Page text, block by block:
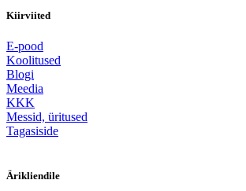
Kiirviited
E-pood
Koolitused
Blogi
Meedia
KKK
Messid, üritused
Tagasiside
Ärikliendile